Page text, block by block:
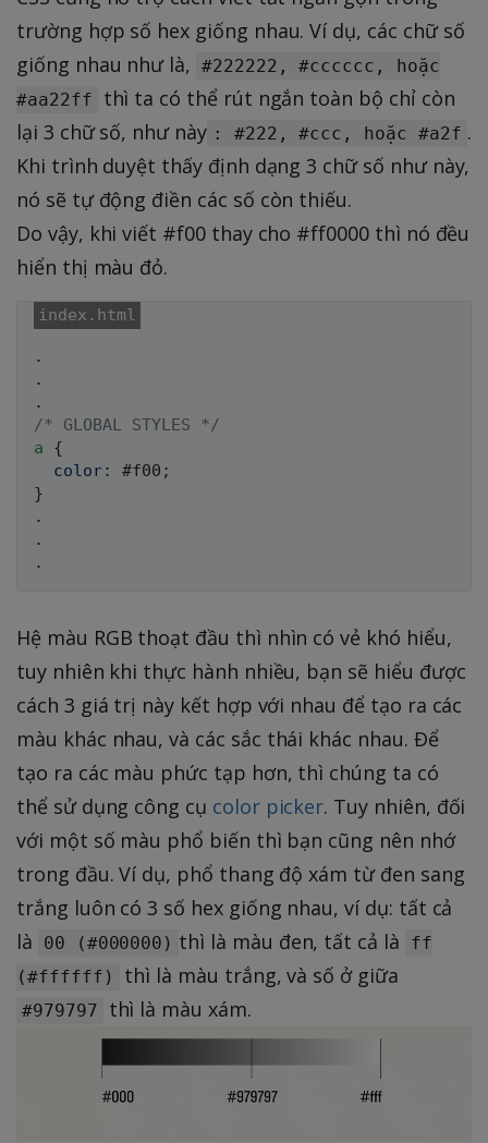
trường hợp số hex giống nhau. Ví dụ, các chữ số
giống nhau như là, #222222, #cccccc, hoặc
#aa22ff
thì ta có thể rút ngắn toàn bộ chỉ còn
lại 3 chữ số, như này : #222, #ccc, hoặc #a2f .
Khi trình duyệt thấy định dạng 3 chữ số như này,
nó sẽ tự động điền các số còn thiếu.
Do vậy, khi viết #f00 thay cho #ff0000 thì nó đều
hiển thị màu đỏ.
.
.
/* GLOBAL STYLES */
a
{
color: #f00 ;
}
.
.
Hệ màu RGB thoạt đầu thì nhìn có vẻ khó hiểu,
tuy nhiên khi thực hành nhiều, bạn sẽ hiểu được
cách 3 giá trị này kết hợp với nhau để tạo ra các
màu khác nhau, và các sắc thái khác nhau. Để
tạo ra các màu phức tạp hơn, thì chúng ta có
thể sử dụng công cụ color picker. Tuy nhiên, đối
với một số màu phổ biến thì bạn cũng nên nhớ
trong đầu. Ví dụ, phổ thang độ xám từ đen sang
trắng luôn có 3 số hex giống nhau, ví dụ: tất cả
là
00 (#000000) thì là màu đen, tất cả là
ff
(#ffffff)
thì là màu trắng, và số ở giữa
#979797 thì là màu xám.